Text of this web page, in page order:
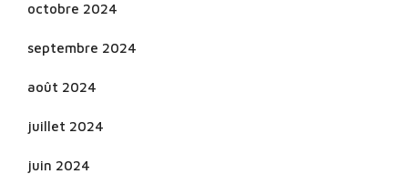
octobre 2024
septembre 2024
août 2024
juillet 2024
juin 2024